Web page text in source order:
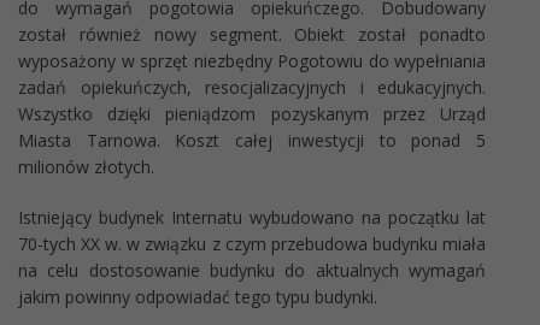
do wymagań pogotowia opiekuńczego. Dobudowany
został również nowy segment. Obiekt został ponadto
wyposażony w sprzęt niezbędny Pogotowiu do wypełniania
zadań opiekuńczych, resocjalizacyjnych i edukacyjnych.
Wszystko dzięki pieniądzom pozyskanym przez Urząd
Miasta Tarnowa. Koszt całej inwestycji to ponad 5
milionów złotych.
Istniejący budynek Internatu wybudowano na początku lat
70-tych XX w. w związku z czym przebudowa budynku miała
na celu dostosowanie budynku do aktualnych wymagań
jakim powinny odpowiadać tego typu budynki.